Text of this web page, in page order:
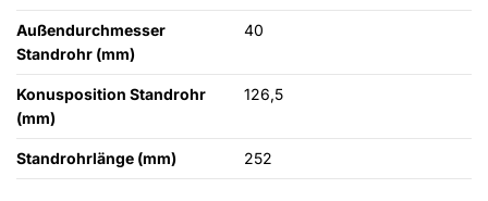
Außendurchmesser
Standrohr (mm)
40
Konusposition Standrohr
(mm)
126,5
Standrohrlänge (mm) 252